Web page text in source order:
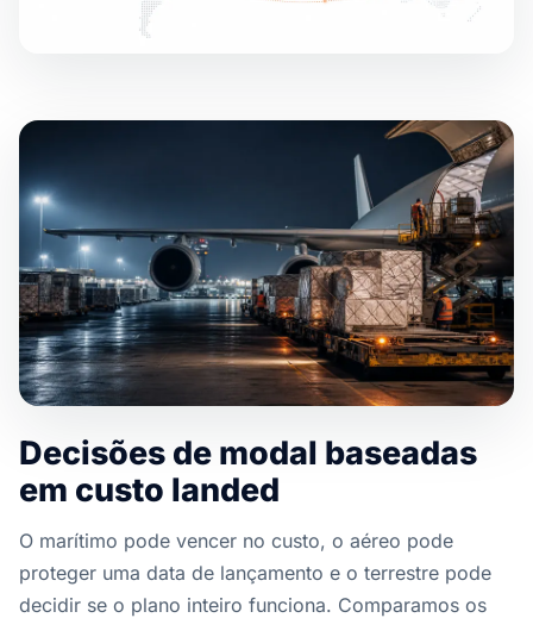
Decisões de modal baseadas
em custo landed
O marítimo pode vencer no custo, o aéreo pode
proteger uma data de lançamento e o terrestre pode
decidir se o plano inteiro funciona. Comparamos os